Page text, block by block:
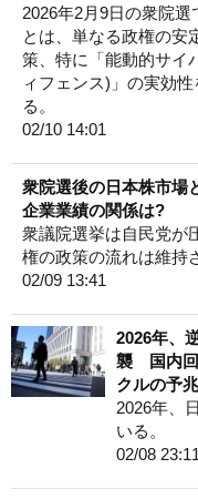
2026年2月9日の衆院
とは、単なる政権の安
策、特に「能動的サイ
ィフェンス)」の実効
る。
02/10 14:01
衆院選後の日本株市
企業業績の関係は?
衆議院選挙は自民党が
権の政策の流れは維持
02/09 13:41
2026年、
襲 国内回
クルの予兆
2026年、
いる。
02/08 23:11